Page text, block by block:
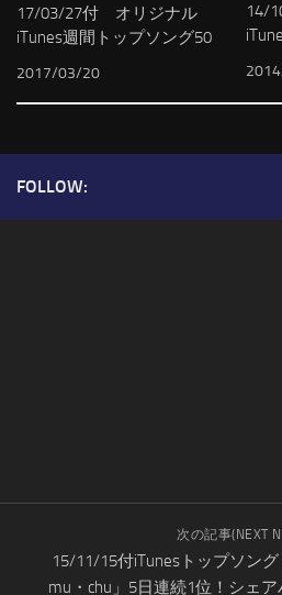
17/03/27付 オリジナル
iTunes週間トップソング50
2017/03/20
14/
FOLLOW:
次の記事(NEXT
15/11/15付iTunesトップソング
mu・chu」5日連続1位！シェ